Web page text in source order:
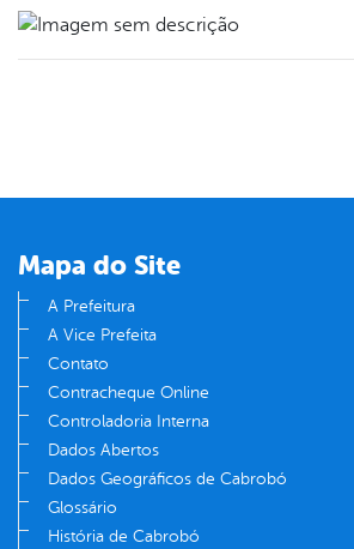
Mapa do Site
A Prefeitura
A Vice Prefeita
Contato
Contracheque Online
Controladoria Interna
Dados Abertos
Dados Geográficos de Cabrobó
Glossário
História de Cabrobó